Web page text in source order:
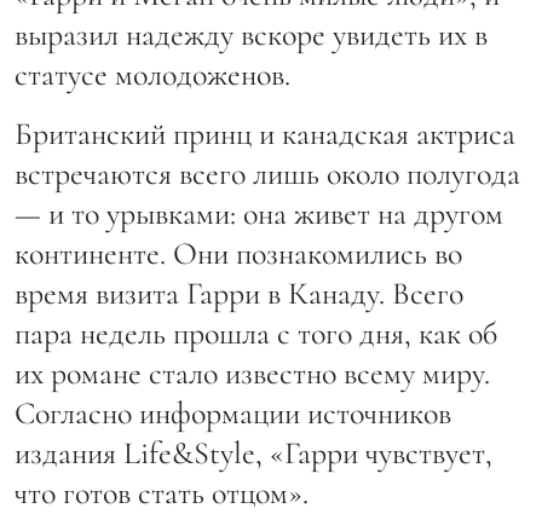
выразил надежду вскоре увидеть их в
статусе молодоженов.
Британский принц и канадская актриса
встречаются всего лишь около полугода
— и то урывками: она живет на другом
континенте. Они познакомились во
время визита Гарри в Канаду. Всего
пара недель прошла с того дня, как об
их романе стало известно всему миру.
Согласно информации источников
издания Life&Style, «Гарри чувствует,
что готов стать отцом».